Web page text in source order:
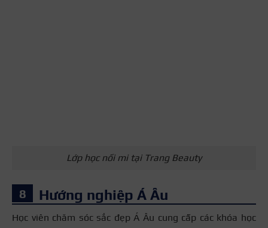
Lớp học nối mi tại Trang Beauty
Hướng nghiệp Á Âu
Học viên chăm sóc sắc đẹp Á Âu cung cấp các khóa học